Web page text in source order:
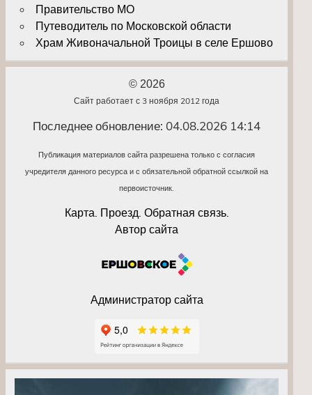
Правительство МО
Путеводитель по Московской области
Храм Живоначальной Троицы в селе Ершово
© 2026
Сайт работает с 3 ноября 2012 года
Последнее обновление: 04.08.2026 14:14
Публикация материалов сайта разрешена только с согласия
учредителя данного ресурса и с обязательной обратной ссылкой на
первоисточник.
Карта. Проезд. Обратная связь.
Автор сайта
Администратор сайта